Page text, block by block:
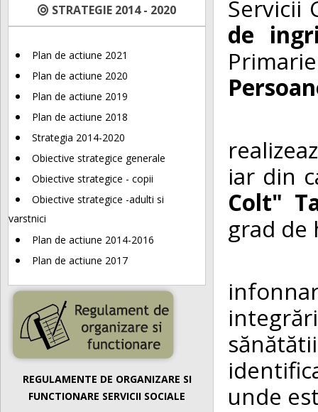
STRATEGIE 2014 - 2020
Plan de actiune 2021
Plan de actiune 2020
Plan de actiune 2019
Plan de actiune 2018
Strategia 2014-2020
Obiective strategice generale
Obiective strategice - copii
Obiective strategice -adulti si
varstnici
Plan de actiune 2014-2016
Plan de actiune 2017
REGULAMENTE DE ORGANIZARE SI
FUNCTIONARE SERVICII SOCIALE
Servicii
de
iar din
Colt"
grad de
unde